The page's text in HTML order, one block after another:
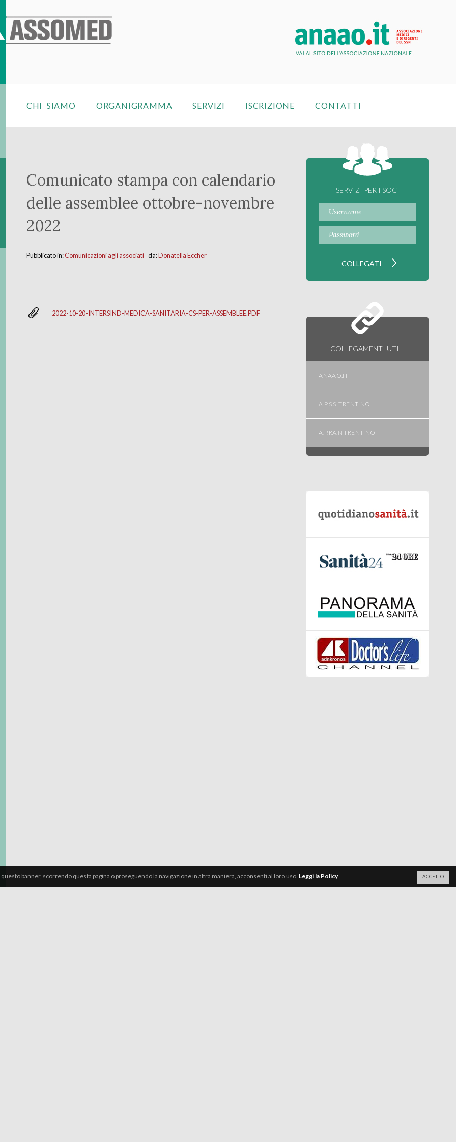
CHI SIAMO ORGANIGRAMMA SERVIZI ISCRIZIONE CONTATTI
Comunicato stampa con calendario
delle assemblee ottobre-novembre
2022
Pubblicato in:Comunicazioni agli associatida:Donatella Eccher
2022-10-20-INTERSIND-MEDICA-SANITARIA-CS-PER-ASSEMBLEE.PDF
SERVIZI PER I SOCI
COLLEGAMENTI UTILI
ANAAO.IT
A.P.S.S. TRENTINO
A.P.RA.N TRENTINO
banner, scorrendo questa pagina o proseguendo la navigazione in altra maniera, acconsenti al loro uso. Leggi la Policy ACCETTO